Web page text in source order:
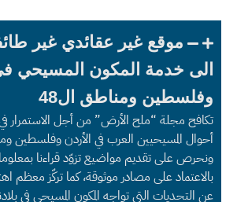
موقع غير عقائدي غير
الى خدمة المكون المسيحي
وفلسطين ومناطق ال48
تكافح مجلة “ملح الأرض” من أجل الاستمرار
أحوال المسيحيين العرب في الأردن وفلسطين
ونحرص على تقديم مواضيع تزوّد قراءنا
بالاعتماد على مصادر موثوقة، كما تركّز معظم
عن التحديات التي تواجه المكون المسيحي في